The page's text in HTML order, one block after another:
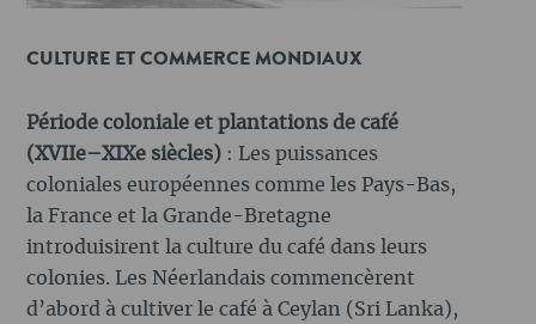
CULTURE ET COMMERCE MONDIAUX
Période coloniale et plantations de café
(XVIIe–XIXe siècles) : Les puissances
coloniales européennes comme les Pays-Bas,
la France et la Grande-Bretagne
introduisirent la culture du café dans leurs
colonies. Les Néerlandais commencèrent
d’abord à cultiver le café à Ceylan (Sri Lanka),